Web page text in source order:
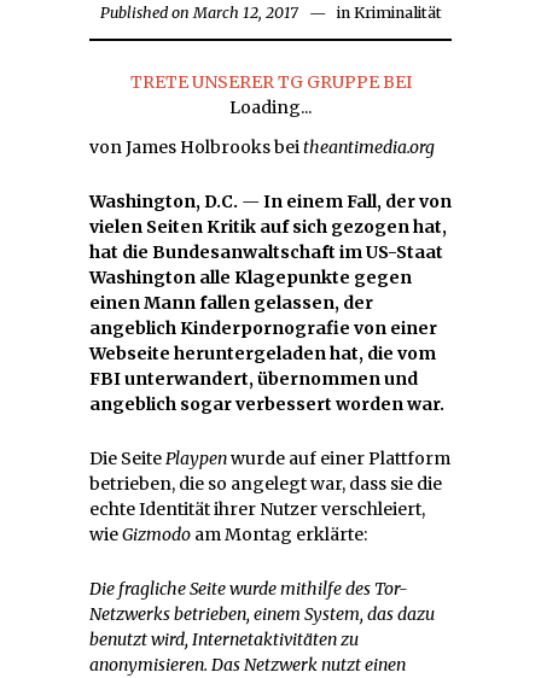
Published on March 12, 2017 in Kriminalität
TRETE UNSERER TG GRUPPE BEI
Loading...
von James Holbrooks beitheantimedia.org
Washington, D.C. — In einem Fall, der von
vielen Seiten Kritik auf sich gezogen hat,
hat die Bundesanwaltschaft im US-Staat
Washington alle Klagepunkte gegen
einen Mann fallen gelassen, der
angeblich Kinderpornografie von einer
Webseite heruntergeladen hat, die vom
FBI unterwandert, übernommen und
angeblich sogar verbessert worden war.
Die SeitePlaypenwurde auf einer Plattform
betrieben, die so angelegt war, dass sie die
echte Identität ihrer Nutzer verschleiert,
wieGizmodo am Montag erklärte:
Die fragliche Seite wurde mithilfe des Tor-
Netzwerks betrieben, einem System, das dazu
benutzt wird, Internetaktivitäten zu
anonymisieren. Das Netzwerk nutzt einen